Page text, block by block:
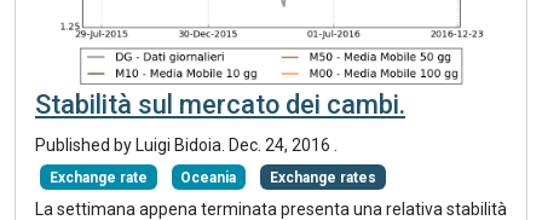
Stabilità sul mercato dei cambi.
Published by Luigi Bidoia. Dec. 24, 2016 .
Exchange rate Oceania Exchange rates
La settimana appena terminata presenta una relativa stabilità